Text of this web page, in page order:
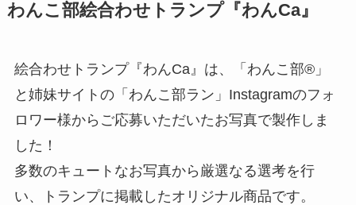
わんこ部絵合わせトランプ『わんCa』
絵合わせトランプ『わんCa』は、「わんこ部®」
と姉妹サイトの「わんこ部ラン」Instagramのフォ
ロワー様からご応募いただいたお写真で製作しま
した！
多数のキュートなお写真から厳選なる選考を行
い、トランプに掲載したオリジナル商品です。